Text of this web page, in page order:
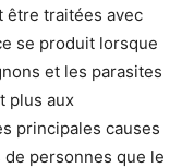
être traitées avec
se produit lorsque
et les parasites
plus aux
principales causes
personnes que le